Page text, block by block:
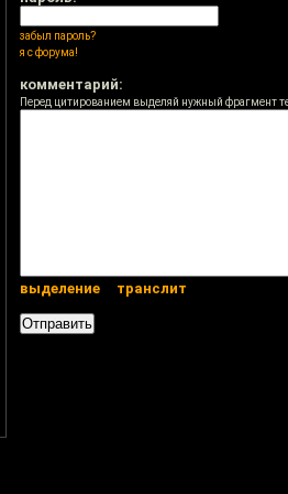
забыл пароль?
я с форума!
комментарий:
Перед цитированием выделяй нужный фрагмент
выделение транслит